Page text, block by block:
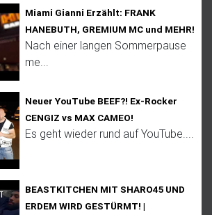
Miami Gianni Erzählt: FRANK
HANEBUTH, GREMIUM MC und MEHR!
Nach einer langen Sommerpause
me...
Neuer YouTube BEEF?! Ex-Rocker
CENGIZ vs MAX CAMEO!
Es geht wieder rund auf YouTube....
BEASTKITCHEN MIT SHARO45 UND
ERDEM WIRD GESTÜRMT! |